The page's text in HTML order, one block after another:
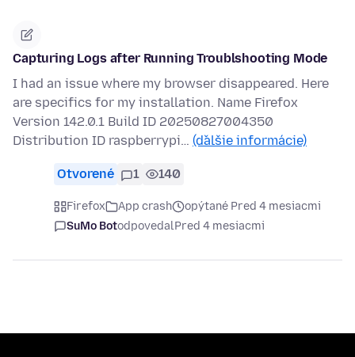
Capturing Logs after Running Troublshooting Mode
I had an issue where my browser disappeared. Here
are specifics for my installation. Name Firefox
Version 142.0.1 Build ID 20250827004350
Distribution ID raspberrypi… (ďalšie informácie)
Otvorené 1 140
Firefox App crash
opýtané Pred 4 mesiacmi
SuMo BotodpovedalPred 4 mesiacmi